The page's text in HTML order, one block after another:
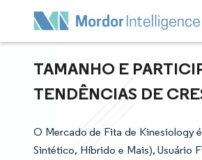
TAMANHO E
TENDÊNCIAS DE
O Mercado de Fita de Kinesiology
Sintético, Híbrido e Mais), Usuário